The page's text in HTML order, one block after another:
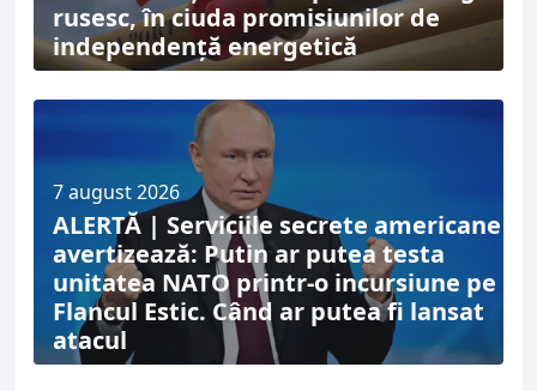
rusesc, în ciuda promisiunilor de
independență energetică
7 august 2026
ALERTĂ | Serviciile secrete americane
avertizează: Putin ar putea testa
unitatea NATO printr-o incursiune pe
Flancul Estic. Când ar putea fi lansat
atacul